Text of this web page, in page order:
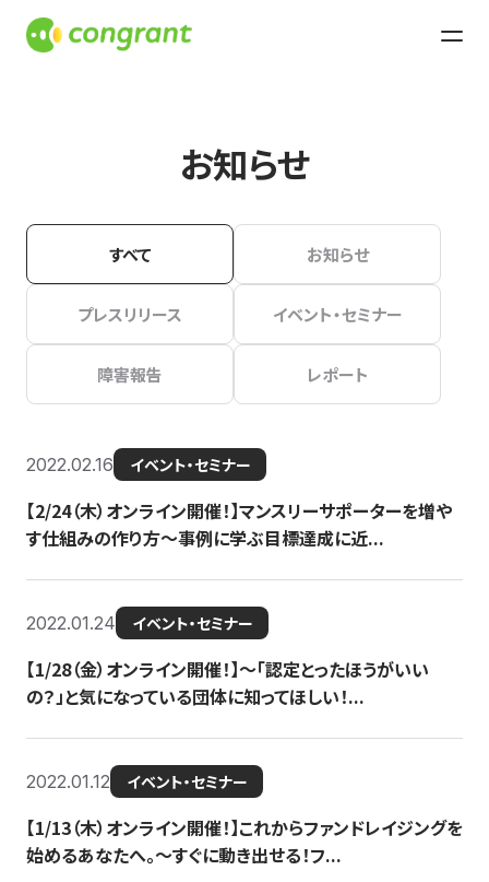
お知らせ
すべて お知らせ
プレスリリース イベント・セミナー
障害報告 レポート
2022.02.16 イベント・セミナー
【2/24（木）オンライン開催！】マンスリーサポーターを増や
す仕組みの作り方〜事例に学ぶ目標達成に近...
2022.01.24 イベント・セミナー
【1/28（金）オンライン開催！】〜「認定とったほうがいい
の？」と気になっている団体に知ってほしい！...
2022.01.12 イベント・セミナー
【1/13（木）オンライン開催！】これからファンドレイジングを
始めるあなたへ。〜すぐに動き出せる！フ...